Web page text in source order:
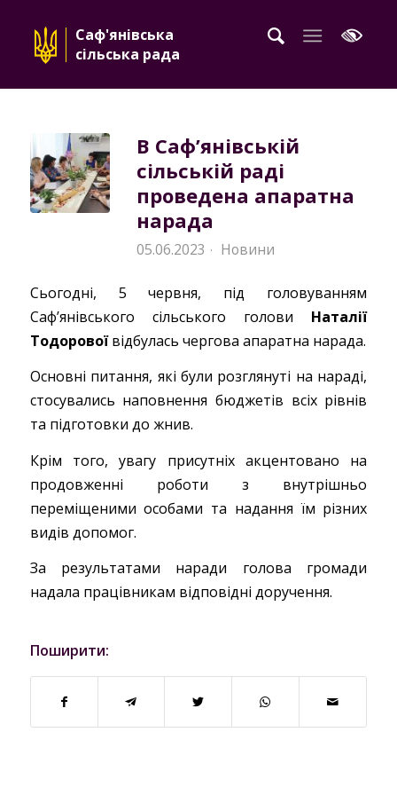
Саф'янівська
сільська рада
В Саф’янівській
сільській раді
проведена апаратна
нарада
05.06.2023 · Новини
Сьогодні, 5 червня, під головуванням
Саф’янівського сільського голови Наталії
Тодоровоївідбулась чергова апаратна нарада.
Основні питання, які були розглянуті на нараді,
стосувались наповнення бюджетів всіх рівнів
та підготовки до жнив.
Крім того, увагу присутніх акцентовано на
продовженні роботи з внутрішньо
переміщеними особами та надання їм різних
видів допомог.
За результатами наради голова громади
надала працівникам відповідні доручення.
Поширити: